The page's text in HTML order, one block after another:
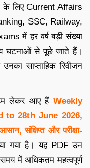
के लिए Current Affairs
SSC, Railway,
में हर वर्ष बड़ी संख्या
घटनाओं से पूछे जाते हैं।
साप्ताहिक रिवीजन
लेकर आए हैं Weekly
to 28th June 2026,
संक्षिप्त और परीक्षा-
गया है। यह PDF उन
में अधिकतम महत्वपूर्ण